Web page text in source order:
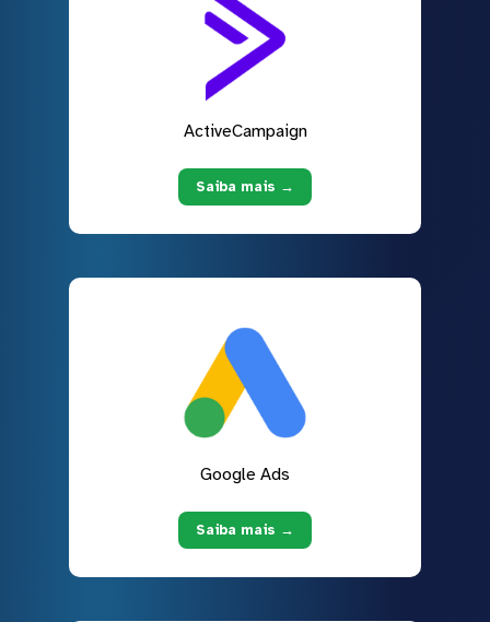
ActiveCampaign
Saiba mais →
Google Ads
Saiba mais →